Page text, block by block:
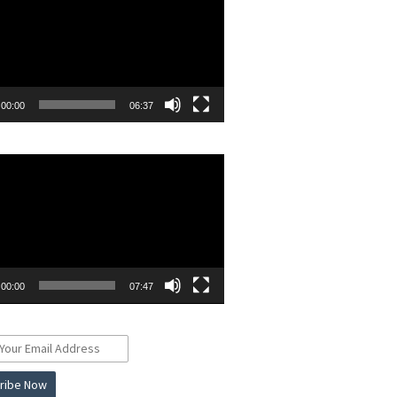
00:00 06:37
00:00 07:47